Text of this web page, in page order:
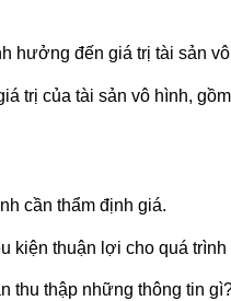
hưởng đến giá trị tài sản
trị của tài sản vô hình,
cần thẩm định giá.
kiện thuận lợi cho quá
thu thập những thông tin